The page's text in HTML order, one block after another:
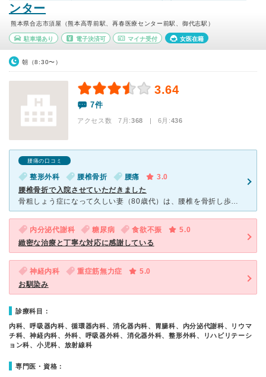
ンター
熊本県合志市須屋（熊本高専前駅、再春医療センター前駅、御代志駅）
駐車場あり 電子決済可 マイナ受付 女医在籍
朝（8:30〜）
3.64
7件
アクセス数 7月:368 | 6月:436
腰痛の口コミ
整形外科 腰椎骨折 腰痛
3.0
腰椎骨折で入院させていただきました
骨粗しょう症になって久しい妻（80歳代）は、腰椎を骨折し歩くことも、寝返りをすることもままならなくなった。 痛みが激しくなり、救急車で近くの熊本再春館医療センターに運ばれることになった。 レントゲ
内分泌代謝科 糖尿病 食欲不振
5.0
緻密な治療と丁寧な対応に感謝している
神経内科 重症筋無力症
5.0
お馴染み
診療科目：
内科、呼吸器内科、循環器内科、消化器内科、胃腸科、内分泌代謝科、リウマ
チ科、神経内科、外科、呼吸器外科、消化器外科、整形外科、リハビリテーシ
ョン科、小児科、放射線科
専門医・資格：